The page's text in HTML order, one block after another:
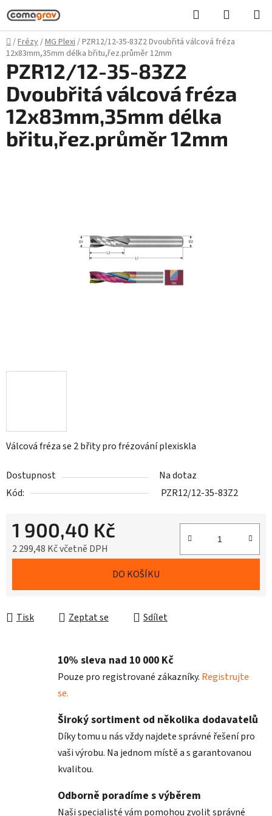
Přejít
na
obsah
Hledat
KOŠÍK
Domů
/Frézy/MG Plexi/PZR12/12-35-83Z2 Dvoubřitá válcová fréza
12x83mm,35mm délka břitu,řez.průměr 12mm
Válcová fréza se 2 břity pro frézování plexiskla
Dostupnost
Na dotaz
Kód:
PZR12/12-35-83Z2
1 900,40 Kč
2 299,48 Kč včetně DPH
DO KOŠÍKU
Tisk Zeptat se Sdílet
PZR12/12-35-83Z2
Dvoubřitá válcová fréza
12x83mm,35mm délka
břitu,řez.průměr 12mm
10% sleva nad 10 000 Kč
Pouze pro registrované zákazníky. Registrujte
se.
Široký sortiment od několika dodavatelů
Díky tomu u nás vždy najdete správné řešení pro
vaši výrobu. Na jednom místě a s garantovanou
kvalitou.
Odborně poradíme s výběrem
Naši specialisté vám pomohou zvolit správné